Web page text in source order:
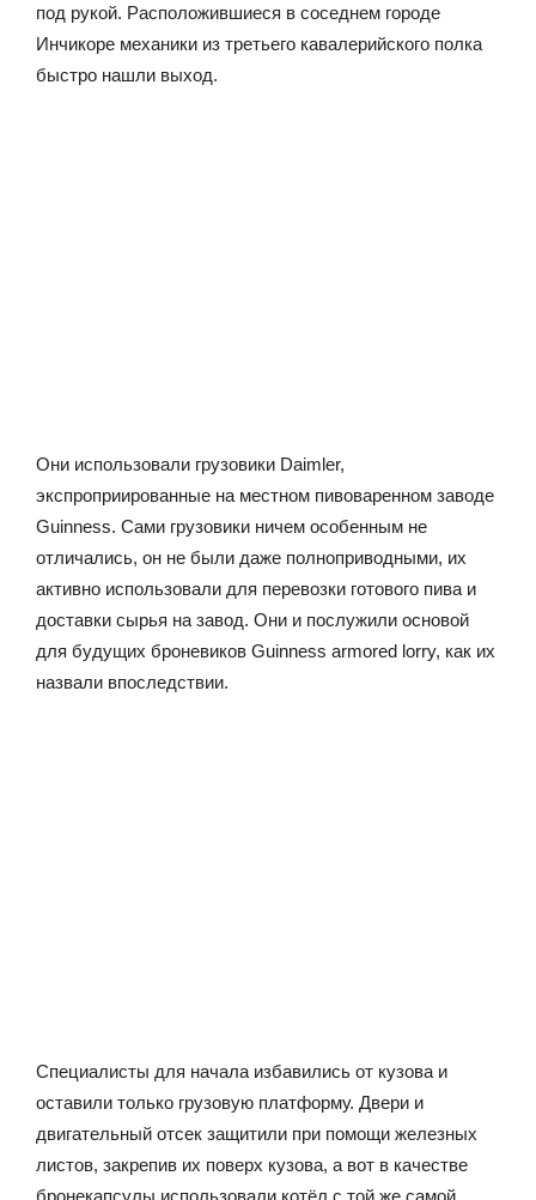
под рукой. Расположившиеся в соседнем городе
Инчикоре механики из третьего кавалерийского полка
быстро нашли выход.
Они использовали грузовики Daimler,
экспроприированные на местном пивоваренном заводе
Guinness. Сами грузовики ничем особенным не
отличались, он не были даже полноприводными, их
активно использовали для перевозки готового пива и
доставки сырья на завод. Они и послужили основой
для будущих броневиков Guinness armored lorry, как их
назвали впоследствии.
Специалисты для начала избавились от кузова и
оставили только грузовую платформу. Двери и
двигательный отсек защитили при помощи железных
листов, закрепив их поверх кузова, а вот в качестве
бронекапсулы использовали котёл с той же самой